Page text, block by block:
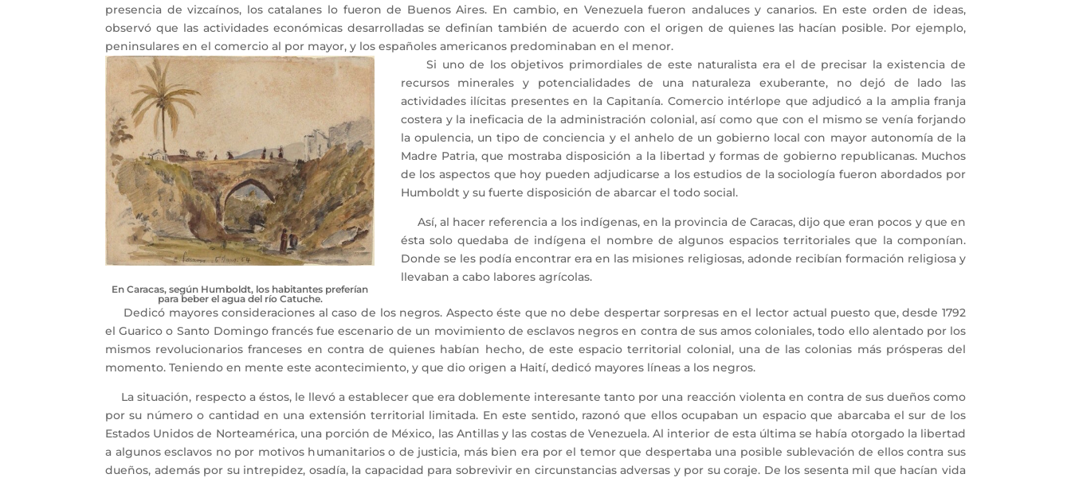
presencia de vizcaínos, los catalanes lo fueron de Buenos Aires. En cambio, en Venezuela fueron andaluces y canarios. En este orden de ideas,
observó que las actividades económicas desarrolladas se definían también de acuerdo con el origen de quienes las hacían posible. Por ejemplo,
peninsulares en el comercio al por mayor, y los españoles americanos predominaban en el menor.
En Caracas, según Humboldt, los habitantes preferían
para beber el agua del río Catuche.
Si uno de los objetivos primordiales de este naturalista era el de precisar la existencia de
recursos minerales y potencialidades de una naturaleza exuberante, no dejó de lado las
actividades ilícitas presentes en la Capitanía. Comercio intérlope que adjudicó a la amplia franja
costera y la ineficacia de la administración colonial, así como que con el mismo se venía forjando
la opulencia, un tipo de conciencia y el anhelo de un gobierno local con mayor autonomía de la
Madre Patria, que mostraba disposición a la libertad y formas de gobierno republicanas. Muchos
de los aspectos que hoy pueden adjudicarse a los estudios de la sociología fueron abordados por
Humboldt y su fuerte disposición de abarcar el todo social.
Así, al hacer referencia a los indígenas, en la provincia de Caracas, dijo que eran pocos y que en
ésta solo quedaba de indígena el nombre de algunos espacios territoriales que la componían.
Donde se les podía encontrar era en las misiones religiosas, adonde recibían formación religiosa y
llevaban a cabo labores agrícolas.
Dedicó mayores consideraciones al caso de los negros. Aspecto éste que no debe despertar sorpresas en el lector actual puesto que, desde 1792
el Guarico o Santo Domingo francés fue escenario de un movimiento de esclavos negros en contra de sus amos coloniales, todo ello alentado por los
mismos revolucionarios franceses en contra de quienes habían hecho, de este espacio territorial colonial, una de las colonias más prósperas del
momento. Teniendo en mente este acontecimiento, y que dio origen a Haití, dedicó mayores líneas a los negros.
La situación, respecto a éstos, le llevó a establecer que era doblemente interesante tanto por una reacción violenta en contra de sus dueños como
por su número o cantidad en una extensión territorial limitada. En este sentido, razonó que ellos ocupaban un espacio que abarcaba el sur de los
Estados Unidos de Norteamérica, una porción de México, las Antillas y las costas de Venezuela. Al interior de esta última se había otorgado la libertad
a algunos esclavos no por motivos humanitarios o de justicia, más bien era por el temor que despertaba una posible sublevación de ellos contra sus
dueños, además por su intrepidez, osadía, la capacidad para sobrevivir en circunstancias adversas y por su coraje. De los sesenta mil que hacían vida